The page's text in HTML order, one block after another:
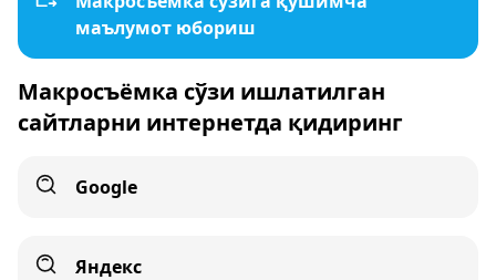
маълумот юбориш
Макросъёмка сўзи ишлатилган
сайтларни интернетда қидиринг
Google
Яндекс